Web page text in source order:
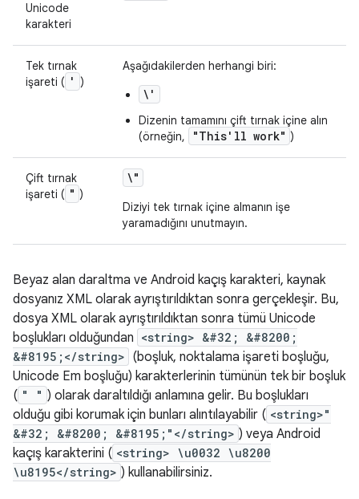
Unicode
karakteri
Tek tırnak
işareti ( ' )
Aşağıdakilerden herhangi biri:
\'
Dizenin tamamını çift tırnak içine alın
(örneğin,
"This'll work" )
Çift tırnak
işareti ( " )
\"
Diziyi tek tırnak içine almanın işe
yaramadığını unutmayın.
Beyaz alan daraltma ve Android kaçış karakteri, kaynak
dosyanız XML olarak ayrıştırıldıktan sonra gerçekleşir. Bu,
dosya XML olarak ayrıştırıldıktan sonra tümü Unicode
boşlukları olduğundan <string> &#32; &#8200;
&#8195;</string> (boşluk, noktalama işareti boşluğu,
Unicode Em boşluğu) karakterlerinin tümünün tek bir boşluk
( " " ) olarak daraltıldığı anlamına gelir. Bu boşlukları
olduğu gibi korumak için bunları alıntılayabilir ( <string>"
&#32; &#8200; &#8195;"</string> ) veya Android
kaçış karakterini ( <string> \u0032 \u8200
\u8195</string> ) kullanabilirsiniz.